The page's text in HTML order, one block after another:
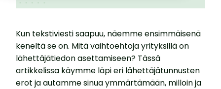
Kun tekstiviesti saapuu, näemme ensimmäisenä
keneltä se on. Mitä vaihtoehtoja yrityksillä on
lähettäjätiedon asettamiseen? Tässä
artikkelissa käymme läpi eri lähettäjätunnusten
erot ja autamme sinua ymmärtämään, milloin ja